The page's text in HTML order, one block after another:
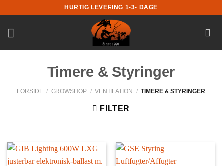
til
indhold
HURTIG LEVERING 1-3- DAGE
Timere & Styringer
FORSIDE / GROWSHOP / VENTILATION / TIMERE & STYRINGER
FILTER